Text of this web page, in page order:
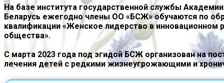
На базе института государственной службы
Беларусь ежегодно члены ОО «БСЖ» обучаются по
квалификации «Женское лидерство в инновационном
общества».
С марта 2023 года под эгидой БСЖ организован на
лечения детей с редкими жизнеугрожающими и